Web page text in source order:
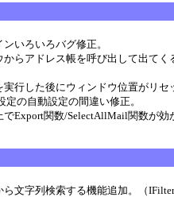
いろいろバグ修正。
からアドレス帳を呼び出して出て
実行した後にウィンドウ位置がリ
定の自動設定の間違い修正。
でExport関数/SelectAllMail関数が効
文字列検索する機能追加。（